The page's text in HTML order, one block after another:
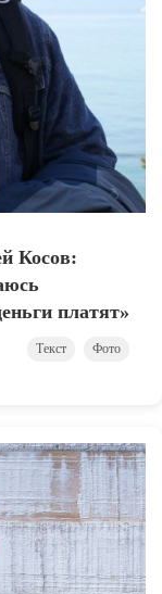
Косов:
платят»
Текст Фото